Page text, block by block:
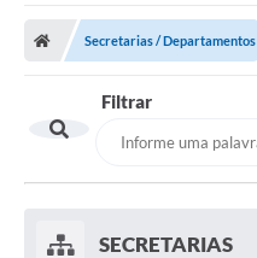
Secretarias / Departamentos
Filtrar
SECRETARIAS